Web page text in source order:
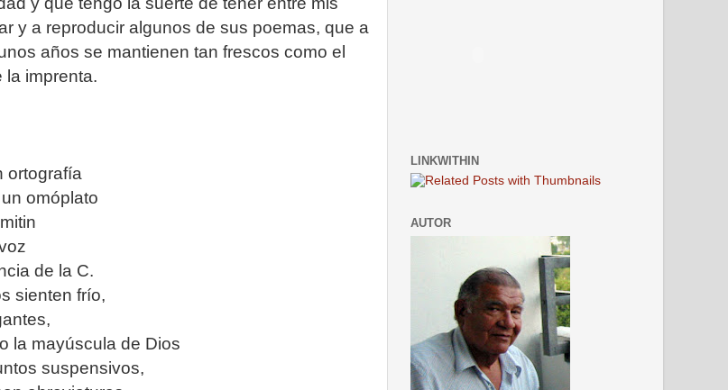
y a reproducir algunos de sus poemas, que a
años se mantienen tan frescos como el
la imprenta.
ortografía
omóplato
de la C.
sienten frío,
la mayúscula de Dios
suspensivos,
LINKWITHIN
AUTOR